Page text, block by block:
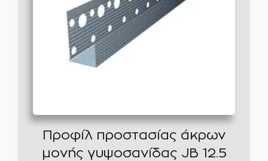
Προφίλ προστασίας άκρων
μονής γυψοσανίδας JB 12.5